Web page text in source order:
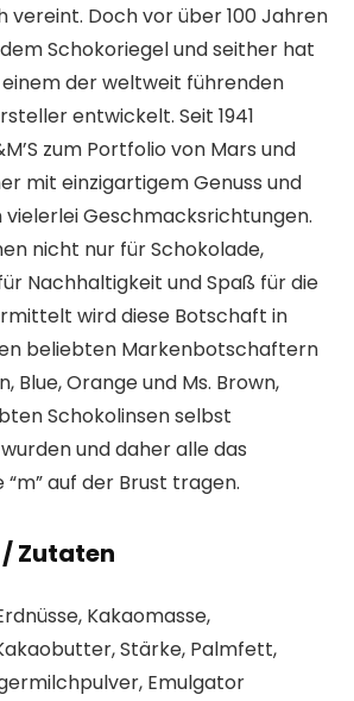
vereint. Doch vor über 100 Jahren
Schokoriegel und seither hat
einem der weltweit führenden
entwickelt. Seit 1941
zum Portfolio von Mars und
mit einzigartigem Genuss und
Geschmacksrichtungen.
nicht nur für Schokolade,
Nachhaltigkeit und Spaß für die
wird diese Botschaft in
beliebten Markenbotschaftern
Blue, Orange und Ms. Brown,
Schokolinsen selbst
und daher alle das
auf der Brust tragen.
Zutaten
Kakaomasse,
Stärke, Palmfett,
Emulgator